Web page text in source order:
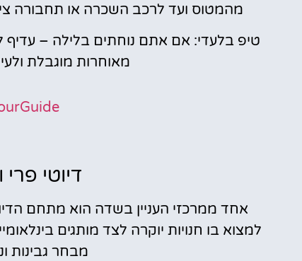
מהמטוס ועד לרכב השכרה או תחבורה
טיפ בלעדי: אם אתם נוחתים בלילה –
מאוחרות מוגבלת
דיוטי
אחד ממרכזי העניין בשדה הוא מתחם
למצוא בו חנויות יוקרה לצד מותגים
מבחר גבינות